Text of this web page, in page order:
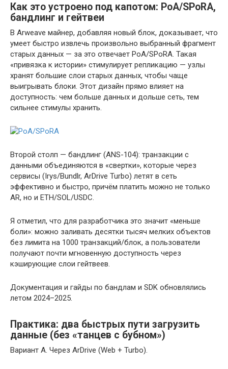
Как это устроено под капотом: PoA/SPoRA,
бандлинг и гейтвеи
В Arweave майнер, добавляя новый блок, доказывает, что
умеет быстро извлечь произвольно выбранный фрагмент
старых данных — за это отвечает PoA/SPoRA. Такая
«привязка к истории» стимулирует репликацию — узлы
хранят большие слои старых данных, чтобы чаще
выигрывать блоки. Этот дизайн прямо влияет на
доступность: чем больше данных и дольше сеть, тем
сильнее стимулы хранить.
Второй столп — бандлинг (ANS-104): транзакции с
данными объединяются в «свертки», которые через
сервисы (Irys/Bundlr, ArDrive Turbo) летят в сеть
эффективно и быстро, причём платить можно не только
AR, но и ETH/SOL/USDC.
Я отметил, что для разработчика это значит «меньше
боли»: можно заливать десятки тысяч мелких объектов
без лимита на 1000 транзакций/блок, а пользователи
получают почти мгновенную доступность через
кэширующие слои гейтвеев.
Документация и гайды по бандлам и SDK обновлялись
летом 2024–2025.
Практика: два быстрых пути загрузить
данные (без «танцев с бубном»)
Вариант А. Через ArDrive (Web + Turbo).